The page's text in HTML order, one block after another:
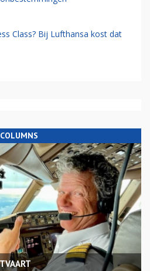
Class? Bij Lufthansa kost dat
COLUMNS